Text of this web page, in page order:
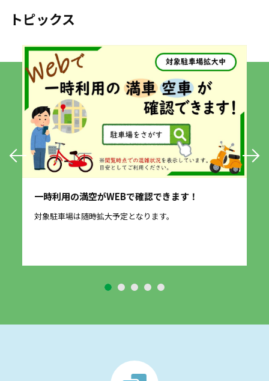
トピックス
一時利用の満空がWEBで確認できます！
対象駐車場は随時拡大予定となります。